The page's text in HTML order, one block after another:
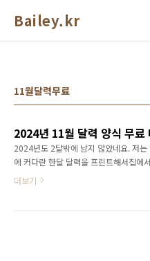
Bailey.kr
11월달력무료
2024년 11월 달력 양식 무료
2024년도 2달밖에 남지 않았네요. 저는
에 커다란 한달 달력을 프린트해서집에
까지는 이것을 꼭 해야해! 라는 것들을 기
더보기